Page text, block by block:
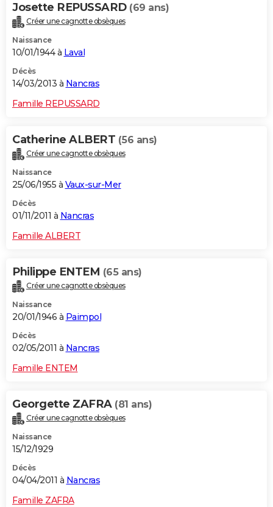
Josette REPUSSARD (69 ans)
Créer une cagnotte obsèques
Naissance
10/01/1944 à Laval
Décès
14/03/2013 à Nancras
Famille REPUSSARD
Catherine ALBERT (56 ans)
Créer une cagnotte obsèques
Naissance
25/06/1955 à Vaux-sur-Mer
Décès
01/11/2011 à Nancras
Famille ALBERT
Philippe ENTEM (65 ans)
Créer une cagnotte obsèques
Naissance
20/01/1946 à Paimpol
Décès
02/05/2011 à Nancras
Famille ENTEM
Georgette ZAFRA (81 ans)
Créer une cagnotte obsèques
Naissance
15/12/1929
Décès
04/04/2011 à Nancras
Famille ZAFRA